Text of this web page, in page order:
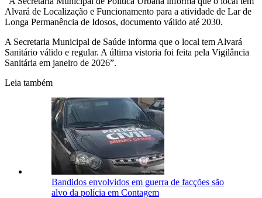
Alvará de Localização e Funcionamento para a atividade de Lar de
Longa Permanência de Idosos, documento válido até 2030.
A Secretaria Municipal de Saúde informa que o local tem Alvará
Sanitário válido e regular. A última vistoria foi feita pela Vigilância
Sanitária em janeiro de 2026”.
Leia também
Bandidos envolvidos em guerra de facções são
alvo da polícia em Contagem